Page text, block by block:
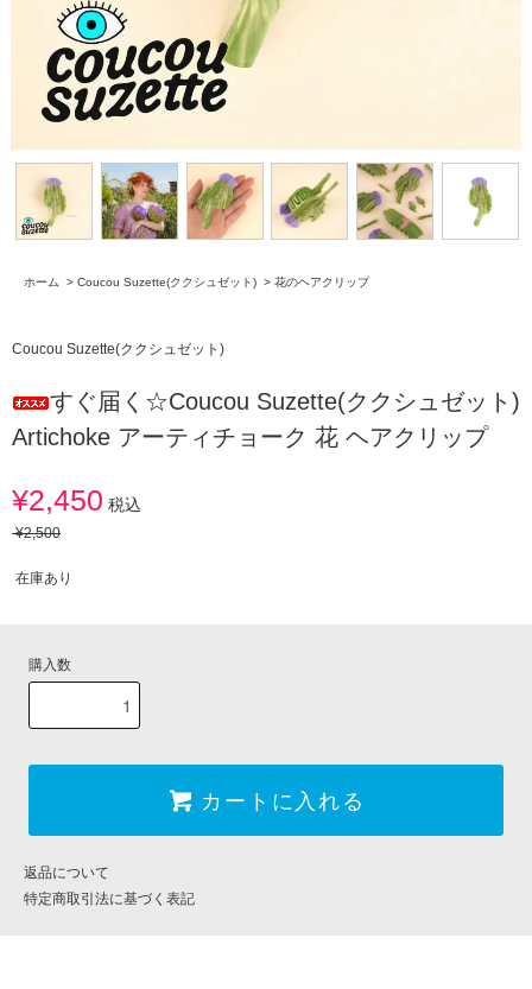
ホーム > Coucou Suzette(ククシュゼット) > 花のヘアクリップ
Coucou Suzette(ククシュゼット)
すぐ届く☆Coucou Suzette(ククシュゼット)
Artichoke アーティチョーク 花 ヘアクリップ
¥2,450 税込
¥2,500
在庫あり
購入数
カートに入れる
返品について
特定商取引法に基づく表記